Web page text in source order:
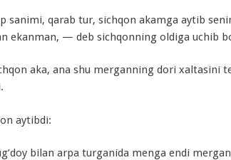
sanimi, qarab tur, sichqon akamga aytib
ekanman, — deb sichqonning oldiga uchib
aka, ana shu merganning dori xaltasini
aytibdi:
bilan arpa turganida menga endi